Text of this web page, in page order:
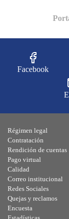
Facebook
Régimen legal
Contratación
Rendición de cuentas
Pago virtual
Calidad
Correo institucional
Redes Sociales
Quejas y reclamos
Encuesta